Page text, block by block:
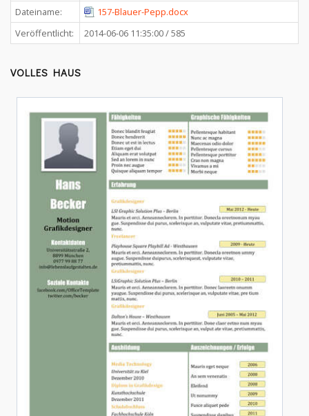
Dateiname:
157-Blauer-Pepp.docx
Veröffentlicht:
2014-06-06 11:35:00 / 585
VOLLES HAUS